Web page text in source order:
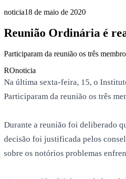
noticia18 de maio de 2020
Reunião Ordinária é
Participaram da reunião os três
ROnoticia
Na última sexta-feira, 15, o
Participaram da reunião os três
Durante a reunião foi deliberado
decisão foi justificada pelos
sobre os notórios problemas